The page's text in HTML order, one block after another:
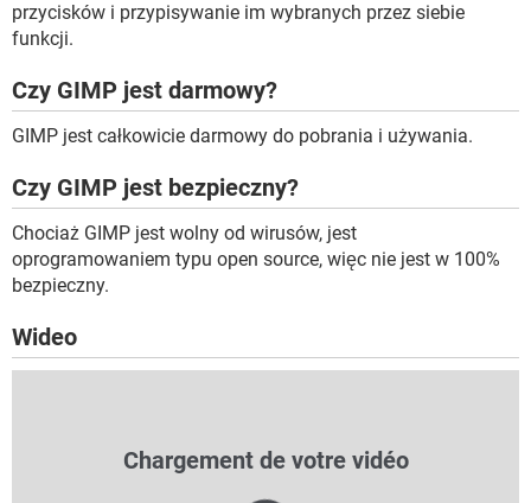
przycisków i przypisywanie im wybranych przez siebie
funkcji.
Czy GIMP jest darmowy?
GIMP jest całkowicie darmowy do pobrania i używania.
Czy GIMP jest bezpieczny?
Chociaż GIMP jest wolny od wirusów, jest
oprogramowaniem typu open source, więc nie jest w 100%
bezpieczny.
Wideo